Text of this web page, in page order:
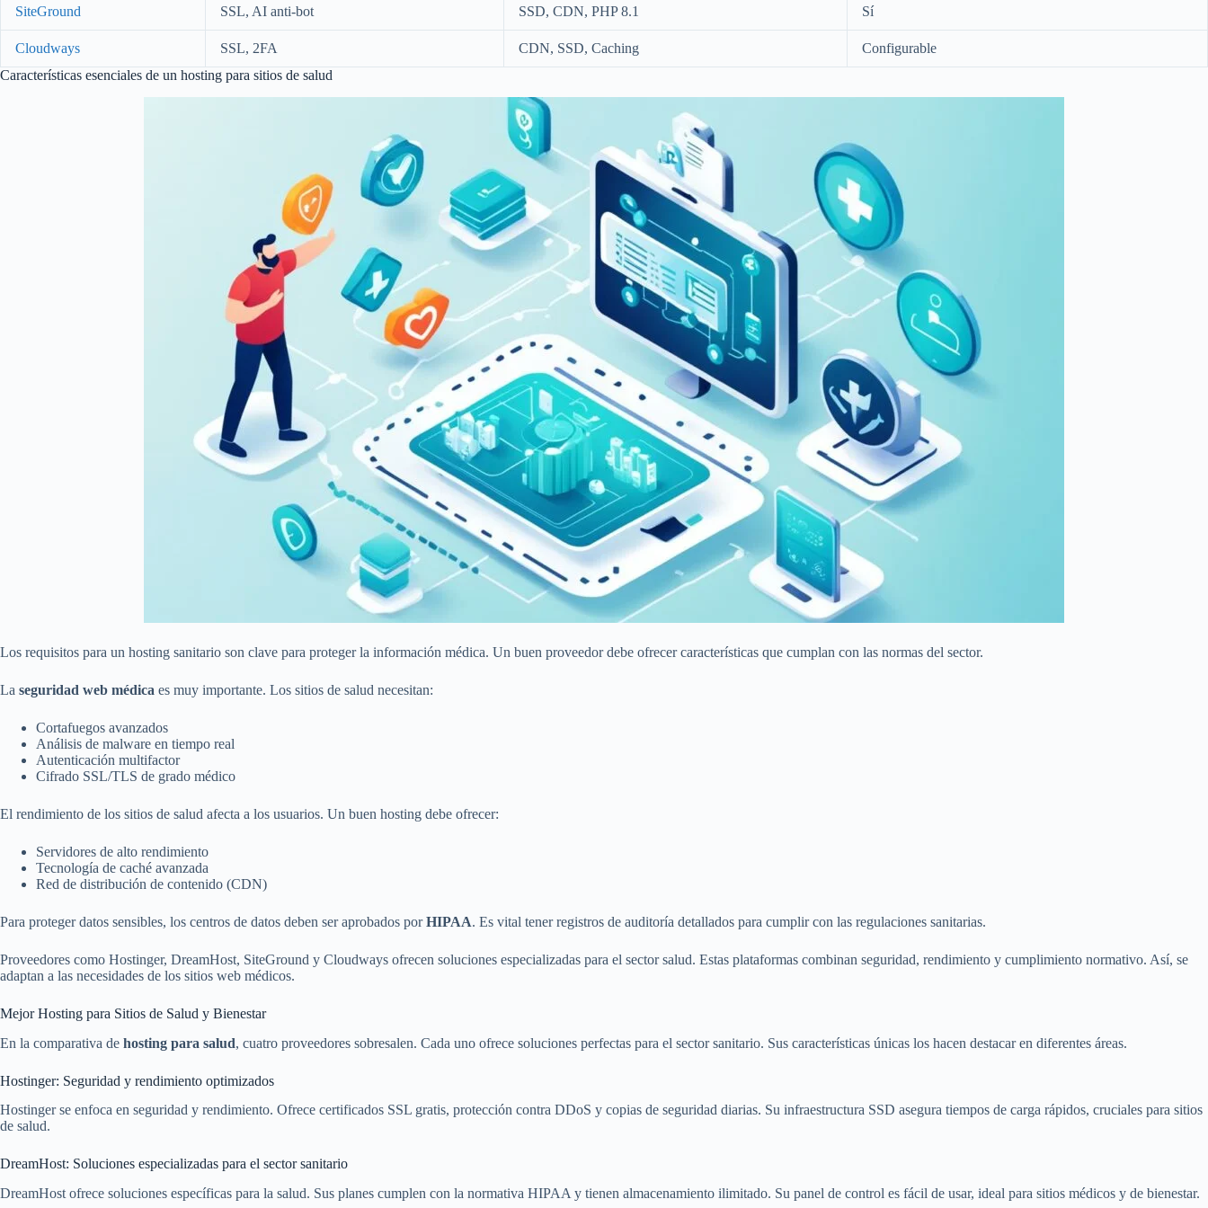
SiteGround SSL, AI anti-bot SSD, CDN, PHP 8.1 Sí
Cloudways SSL, 2FA CDN, SSD, Caching
Configurable
Características esenciales de un hosting para sitios de salud
Los requisitos para un hosting sanitario son clave para proteger la información médica. Un buen proveedor debe ofrecer características que cumplan con las normas del sector.
La seguridad web médica es muy importante. Los sitios de salud necesitan:
Cortafuegos avanzados
Análisis de malware en tiempo real
Autenticación multifactor
Cifrado SSL/TLS de grado médico
El rendimiento de los sitios de salud afecta a los usuarios. Un buen hosting debe ofrecer:
Servidores de alto rendimiento
Tecnología de caché avanzada
Red de distribución de contenido (CDN)
Para proteger datos sensibles, los centros de datos deben ser aprobados porHIPAA. Es vital tener registros de auditoría detallados para cumplir con las regulaciones sanitarias.
Proveedores como Hostinger, DreamHost, SiteGround y Cloudways ofrecen soluciones especializadas para el sector salud. Estas plataformas combinan seguridad, rendimiento y cumplimiento normativo. Así, se
adaptan a las necesidades de los sitios web médicos.
Mejor Hosting para Sitios de Salud y Bienestar
En la comparativa de hosting para salud, cuatro proveedores sobresalen. Cada uno ofrece soluciones perfectas para el sector sanitario. Sus características únicas los hacen destacar en diferentes áreas.
Hostinger: Seguridad y rendimiento optimizados
Hostinger se enfoca en seguridad y rendimiento. Ofrece certificados SSL gratis, protección contra DDoS y copias de seguridad diarias. Su infraestructura SSD asegura tiempos de carga rápidos, cruciales para sitios
de salud.
DreamHost: Soluciones especializadas para el sector sanitario
DreamHost ofrece soluciones específicas para la salud. Sus planes cumplen con la normativa HIPAA y tienen almacenamiento ilimitado. Su panel de control es fácil de usar, ideal para sitios médicos y de bienestar.